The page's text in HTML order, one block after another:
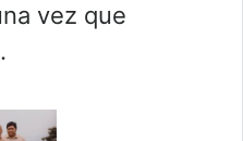
vez que